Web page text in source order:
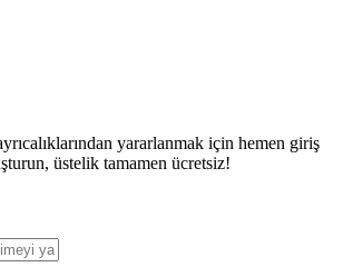
yararlanmak için hemen giriş
üstelik tamamen ücretsiz!